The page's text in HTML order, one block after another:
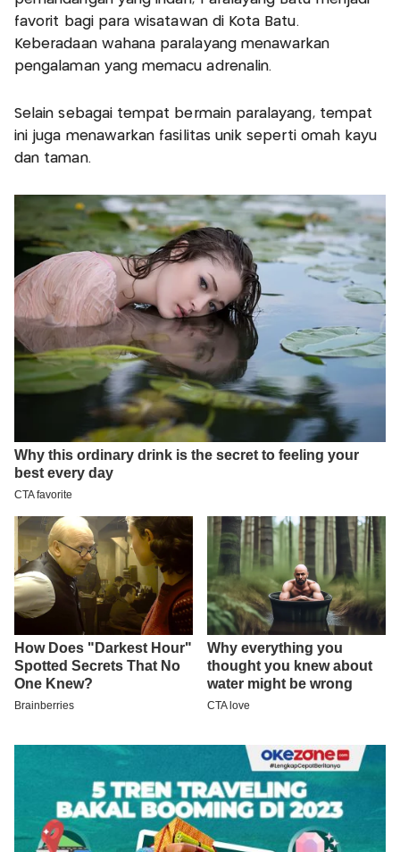
favorit bagi para wisatawan di Kota Batu.
Keberadaan wahana paralayang menawarkan
pengalaman yang memacu adrenalin.
Selain sebagai tempat bermain paralayang, tempat
ini juga menawarkan fasilitas unik seperti omah kayu
dan taman.